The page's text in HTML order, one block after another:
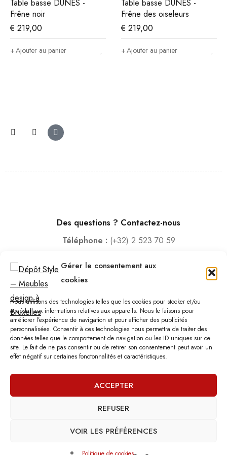
Gérer le consentement aux
cookies
Nous utilisons des technologies telles que les cookies pour stocker et/ou
accéder aux informations relatives aux appareils. Nous le faisons pour
améliorer l’expérience de navigation et pour afficher des publicités
personnalisées. Consentir à ces technologies nous permettra de traiter des
données telles que le comportement de navigation ou les ID uniques sur ce
site. Le fait de ne pas consentir ou de retirer son consentement peut avoir un
effet négatif sur certaines fonctonnalités et caractéristiques.
ACCEPTER
REFUSER
VOIR LES PRÉFÉRENCES
Table basse DUNES -
Frêne noir
€ 219,00
Ajouter au panier
Table basse DUNES -
Frêne des oiseleurs
€ 219,00
Ajouter au panier
Des questions ? Contactez-nous
Téléphone : (+32) 2 523 70 59
Adresse : Rue des Deux Gares 6, 1070 Bruxelles
Lundi – Samedi :10:00 – 18:30
Vendredi :10:00-13:00 – 15:00 -18:30
Dimanche :12:00-18:00
Nous sommes fermés les jours fériés.
– Tous droits réservés.